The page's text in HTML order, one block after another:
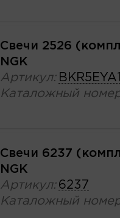
Свечи 2526
NGK
Артикул:
Каталожный
Свечи 6237
NGK
Артикул: 6237
Каталожный